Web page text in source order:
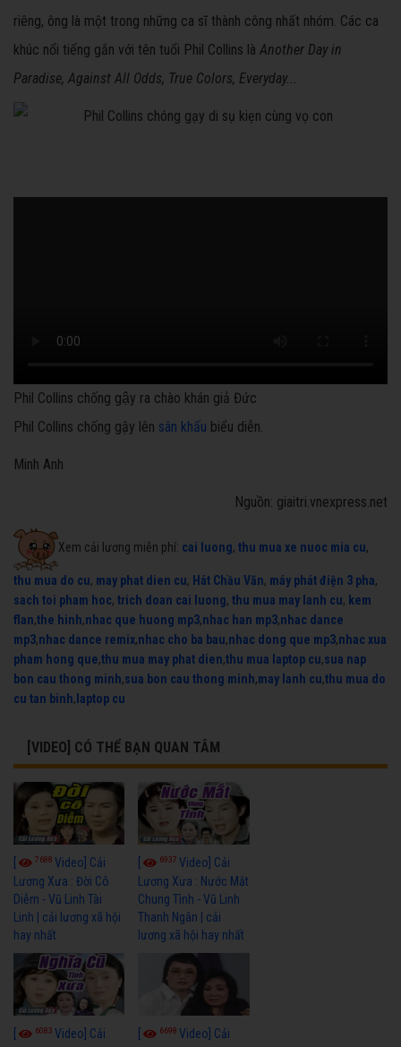
riêng, ông là một trong những ca sĩ thành công nhất nhóm. Các ca
khúc nổi tiếng gắn với tên tuổi Phil Collins là Another Day in
Paradise, Against All Odds, True Colors, Everyday...
Phil Collins chống gậy ra chào khán giả Đức
Phil Collins chống gậy lên sân khấu biểu diễn.
Minh Anh
Nguồn: giaitri.vnexpress.net
Xem cải lương miễn phí: cai luong, thu mua xe nuoc mia cu,
thu mua do cu, may phat dien cu, Hát Chầu Văn, máy phát điện 3 pha,
sach toi pham hoc, trich doan cai luong, thu mua may lanh cu, kem
flan,the hinh,nhac que huong mp3,nhac han mp3,nhac dance
mp3,nhac dance remix,nhac cho ba bau,nhac dong que mp3,nhac xua
pham hong que,thu mua may phat dien,thu mua laptop cu,sua nap
bon cau thong minh,sua bon cau thong minh,may lanh cu,thu mua do
cu tan binh, laptop cu
[VIDEO] CÓ THỂ BẠN QUAN TÂM
7688 Video] Cải
Lương Xưa : Đời Cô
Diễm - Vũ Linh Tài
Linh | cải lương xã hội
hay nhất
6937Video] Cải
Lương Xưa : Nước Mắt
Chung Tình - Vũ Linh
Thanh Ngân | cải
lương xã hội hay nhất
6083 Video] Cải
6698Video] Cải